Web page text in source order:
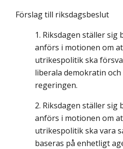
Förslag till riksdagsbeslut
Riksdagen ställer sig
anförs i motionen om
utrikespolitik ska
liberala demokratin
regeringen.
Riksdagen ställer sig
anförs i motionen om
utrikespolitik ska vara
baseras på enhetligt